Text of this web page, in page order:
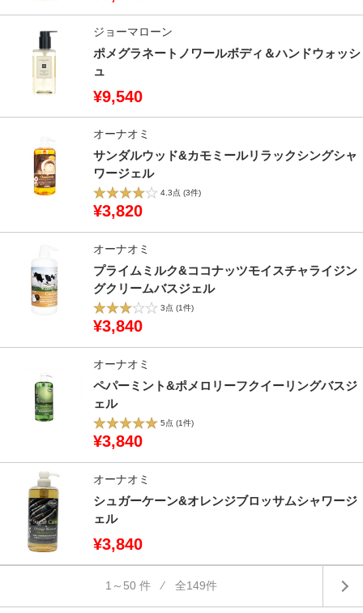
ジョーマローン
ポメグラネートノワールボディ＆ハンドウォッシ
ュ
¥9,540
オーナオミ
サンダルウッド&カモミールリラックシングシャ
ワージェル
4.3点 (3件)
¥3,820
オーナオミ
プライムミルク&ココナッツモイスチャライジン
グクリームバスジェル
3点 (1件)
¥3,840
オーナオミ
ペパーミント&ポメロリーフクイーリングバスジ
ェル
5点 (1件)
¥3,840
オーナオミ
シュガーケーン&オレンジブロッサムシャワージ
ェル
¥3,840
1～50 件 ⁄ 全149件